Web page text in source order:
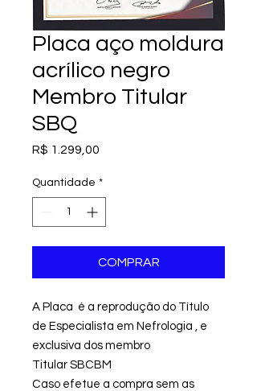
Placa aço moldura
acrílico negro
Membro Titular
SBQ
R$ 1.299,00
Quantidade *
COMPRAR
A Placa é a reprodução do Título
de Especialista em Nefrologia , e
exclusiva dos membro
Titular SBCBM
Caso efetue a compra sem as